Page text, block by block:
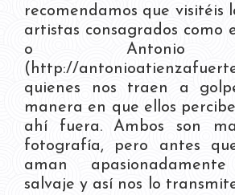
recomendamos que visitéis
artistas consagrados como
o Antonio
(http://
quienes nos traen a
manera en que ellos
ahí fuera. Ambos son
fotografía, pero antes
aman
salvaje y así nos lo